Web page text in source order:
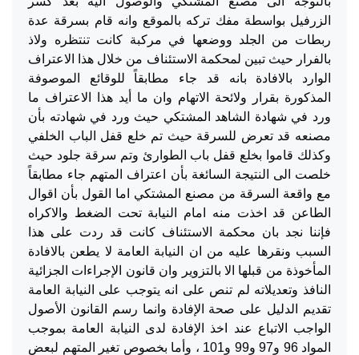
الزرفيل بواسطة مفك تركه بالموقع وانه قام بسرقة عدة
ربطات من الجلد ووضعها في مركبة كانت تنتظره ولاذ
بالفرار حيث تبين لمحكمة الاستئناف من خلال هذا الاعتراف
الوارد بالافادة بانه قد جاء مطابقاً للوقائع الموصوفة
المذكورة بقرار ولائحة الاتهام وان ما أيد هذا الاعتراف ما
ورد في شهادة الشاهد المشتكي حيث ورد في شهادته بأن
مصنعه قد تعرض للسرقة حيث تم خلع قفل الباب الخلفي
وكذلك قاموا بخلع قفل باب الطوارئ وتم سرقة جلود حيث
خلصت الى النتيجة السائغة بأن اعتراف المتهم جاء مطابقاً
مع واقعة السرقة من مصنع المشتكي اما القول بأن اقوال
الطاعن قد اخذت منه امام النيابة تحت الضغط والاكراه
فإننا نجد بان محكمة الاستئناف كانت قد ردت على هذا
السبب ونقرها عليه من ان النيابة العامة لا يطعن بالافادة
المأخوذة من قبلها الا بالتزوير وان قانون الإجراءات الجزائية
النافذ وتعديلاته لم تنص على انه يتوجب على النيابة العامة
تقديم الدليل على صحة الإفادة وانما رسم القانون الأصول
الواجب الاتباع عند اخذ الإفادة لدى النيابة العامة بموجب
المواد 96 و97 و99 و101 ، وأما بخصوص تغير المتهم لبعض